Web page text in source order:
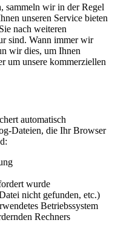
sammeln wir in der Regel
unseren Service bieten
nach weiteren
sind. Wann immer wir
wir dies, um Ihnen
um unsere kommerziellen
automatisch
Dateien, die Ihr Browser
wurde
nicht gefunden, etc.)
Betriebssystem
Rechners